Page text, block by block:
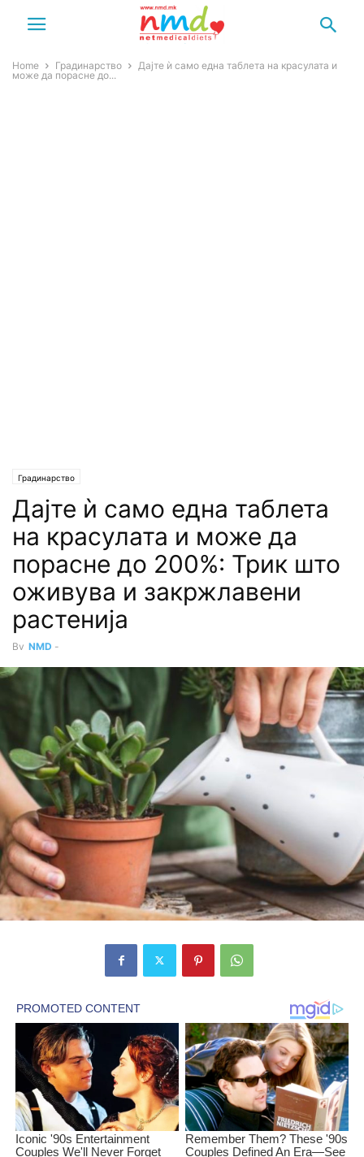
Home Градинарство
Дајте ѝ само една таблета на красулата и
може да порасне до...
Градинарство
Дајте ѝ само една таблета
на красулата и може да
порасне до 200%: Трик што
оживува и закржлавени
растенија
By NMD -